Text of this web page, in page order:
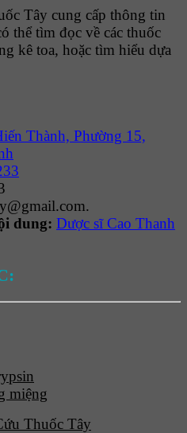
Tây cung cấp thông tin
thể tìm đọc về các thuốc
kê toa, hoặc tìm hiểu dựa
Thành, Phường 15,
dung: Dược sĩ Cao Thanh
miệng
Thuốc Tây